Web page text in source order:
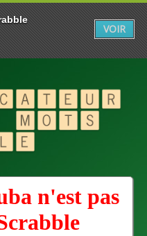
n'est pas
VOIR